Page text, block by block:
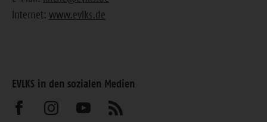
Internet: www.evlks.de
EVLKS in den sozialen Medien
BesuchenBesuchenBesuchenAbonnieren